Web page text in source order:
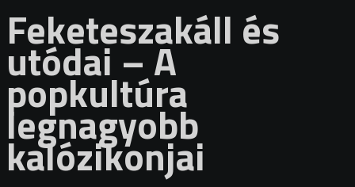
Feketeszakáll és
utódai – A
popkultúra
legnagyobb
kalózikonjai